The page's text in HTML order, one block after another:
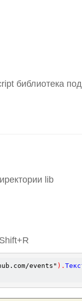
библиотека
lib
events" ) .